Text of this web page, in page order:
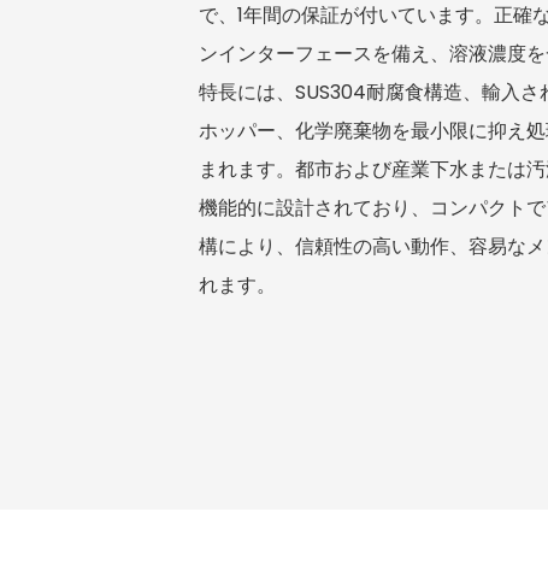
で、1年間の保証が付いています。正確
ンインターフェースを備え、溶液濃度
特長には、SUS304耐腐食構造、輸入
ホッパー、化学廃棄物を最小限に抑え
まれます。都市および産業下水または
機能的に設計されており、コンパクト
構により、信頼性の高い動作、容易な
れます。